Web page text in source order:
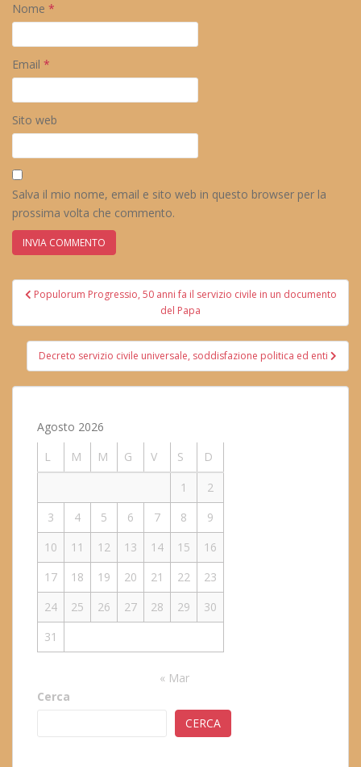
Nome *
Email *
Sito web
Salva il mio nome, email e sito web in questo browser per la
prossima volta che commento.
Navigazione
Populorum Progressio, 50 anni fa il servizio civile in un documento
del Papa
Decreto servizio civile universale, soddisfazione politica ed enti
Agosto 2026
L
M M G V S
D
1
2
3
4 5 6 7 8
9
10
11 12 13 14 15
16
17
18 19 20 21 22
23
24
25 26 27 28 29
30
31
« Mar
Cerca
CERCA